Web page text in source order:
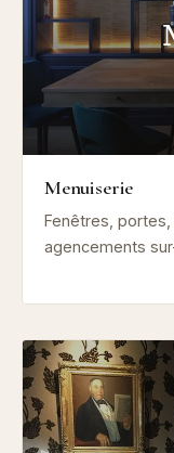
Menuiserie
Fenêtres,
agencements